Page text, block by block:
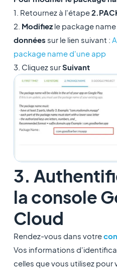
1. Retournez à l'étape
2. Modifiezle package name
données sur le lien suivant :
package name d'une app
3. Cliquez surSuivant
3.
la console
Cloud
Rendez-vous dans votre
Vos informations
celles que vous utilisez